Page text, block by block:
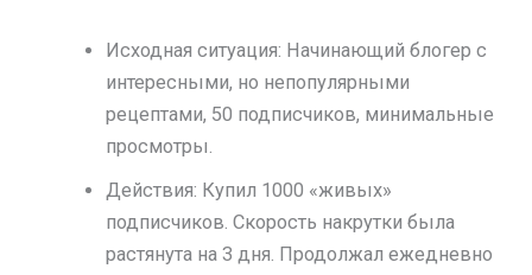
Исходная ситуация: Начинающий блогер с
интересными, но непопулярными
рецептами, 50 подписчиков, минимальные
просмотры.
Действия: Купил 1000 «живых»
подписчиков. Скорость накрутки была
растянута на 3 дня. Продолжал ежедневно